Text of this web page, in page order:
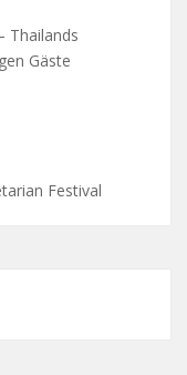
Thailands
Gäste
Festival